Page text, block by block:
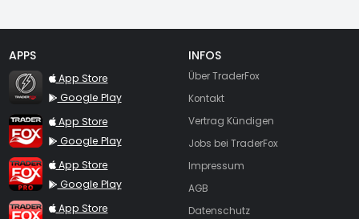
APPS
TraderFox Flash
App Store
Google Play
TraderFox App
App Store
Google Play
TraderFox Pro
App Store
Google Play
TraderFox dpa-AFX ProFeed
App Store
INFOS
Über TraderFox
Kontakt
Vertrag Kündigen
Jobs bei TraderFox
Impressum
AGB
Datenschutz